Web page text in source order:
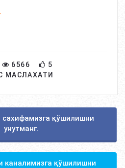
6566
5
МАСЛАХАТИ
сахифамизга қўшилишни
унутманг.
каналимизга қўшилишни